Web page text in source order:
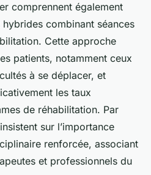
comprennent également
hybrides combinant séances
Cette approche
patients, notamment ceux
à se déplacer, et
les taux
de réhabilitation. Par
sur l’importance
renforcée, associant
et professionnels du